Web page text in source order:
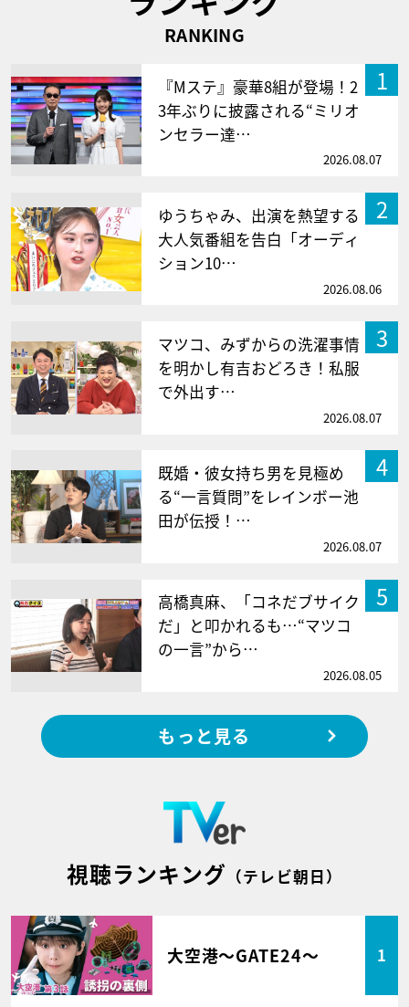
RANKING
1
『Mステ』豪華8組が登場！2
3年ぶりに披露される“ミリオ
ンセラー達…
2026.08.07
2
ゆうちゃみ、出演を熱望する
大人気番組を告白「オーディ
ション10…
2026.08.06
3
マツコ、みずからの洗濯事情
を明かし有吉おどろき！私服
で外出す…
2026.08.07
4
既婚・彼女持ち男を見極め
る“一言質問”をレインボー池
田が伝授！…
2026.08.07
5
高橋真麻、「コネだブサイク
だ」と叩かれるも…“マツコ
の一言”から…
2026.08.05
もっと見る
視聴ランキング （テレビ朝日）
大空港～GATE24～ 1